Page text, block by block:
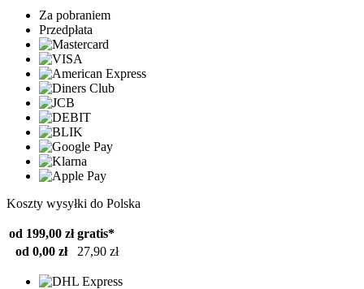
Za pobraniem
Przedpłata
Koszty wysyłki do Polska
od 199,00 zł gratis*
od 0,00 zł
27,90 zł